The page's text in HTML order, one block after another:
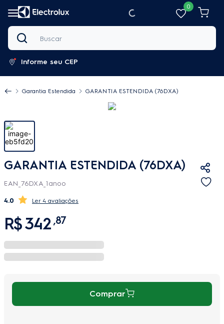
0
Buscar
Informe seu CEP
Garantia Estendida GARANTIA ESTENDIDA (76DXA)
GARANTIA ESTENDIDA (76DXA)
EAN_76DXA_1anoo
4.0 4 avaliações
R$342 ,87
Comprar